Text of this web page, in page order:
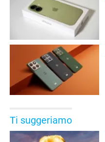
Ti suggeriamo